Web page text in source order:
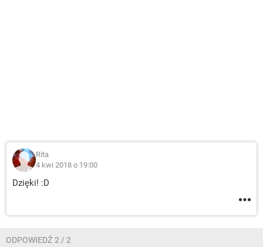
Rita
4 kwi 2018 o 19:00
Dzięki! :D
ODPOWIEDŹ 2 / 2